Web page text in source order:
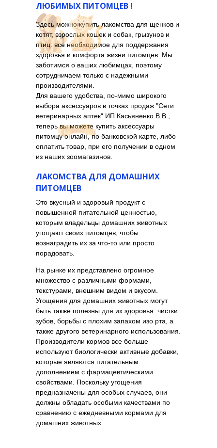
Здесь можно купить лакомства для щенков и
котят, взрослых кошек и собак, грызунов и
птиц: все необходимое для поддержания
здоровья и комфорта жизни питомцев. Мы
заботимся о ваших любимцах, поэтому
сотрудничаем только с надежными
производителями.
Для вашего удобства, по-мимо широкого
выбора аксессуаров в точках продаж "Сети
ветеринарных аптек" ИП Касьяненко В.В.,
теперь вы можете купить аксессуары
питомцу онлайн, по банковской карте, либо
оплатить товар, при его получении в одном
из наших зоомагазинов.
ЛЮБИМЫХ ПИТОМЦЕВ !
Это вкусный и здоровый продукт с
повышенной питательной ценностью,
которым владельцы домашних животных
угощают своих питомцев, чтобы
вознаградить их за что-то или просто
порадовать.
На рынке их представлено огромное
множество с различными формами,
текстурами, внешним видом и вкусом.
Угощения для домашних животных могут
быть также полезны для их здоровья: чистки
зубов, борьбы с плохим запахом изо рта, а
также другого ветеринарного использования.
Производители кормов все больше
используют биологически активные добавки,
которые являются питательным
дополнением с фармацевтическими
свойствами. Поскольку угощения
предназначены для особых случаев, они
должны обладать особыми качествами по
сравнению с ежедневными кормами для
домашних животных
ЛАКОМСТВА ДЛЯ ДОМАШНИХ
ПИТОМЦЕВ